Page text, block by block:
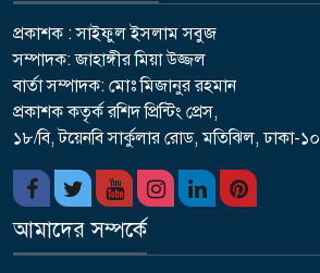
প্রকাশক : সাইফুল ইসলাম সবুজ
সম্পাদক: জাহাঙ্গীর মিয়া উজ্জল
বার্তা সম্পাদক: মোঃ মিজানুর রহমান
প্রকাশক কতৃর্ক রশিদ প্রিন্টিং প্রেস,
১৮/বি, টয়েনবি সার্কুলার রোড, মতিঝিল, ঢাকা-
আমাদের সম্পর্কে